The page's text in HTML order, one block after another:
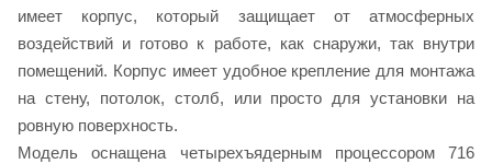
имеет корпус, который защищает от атмосферных
воздействий и готово к работе, как снаружи, так внутри
помещений. Корпус имеет удобное крепление для монтажа
на стену, потолок, столб, или просто для установки на
ровную поверхность.
Модель оснащена четырехъядерным процессором 716